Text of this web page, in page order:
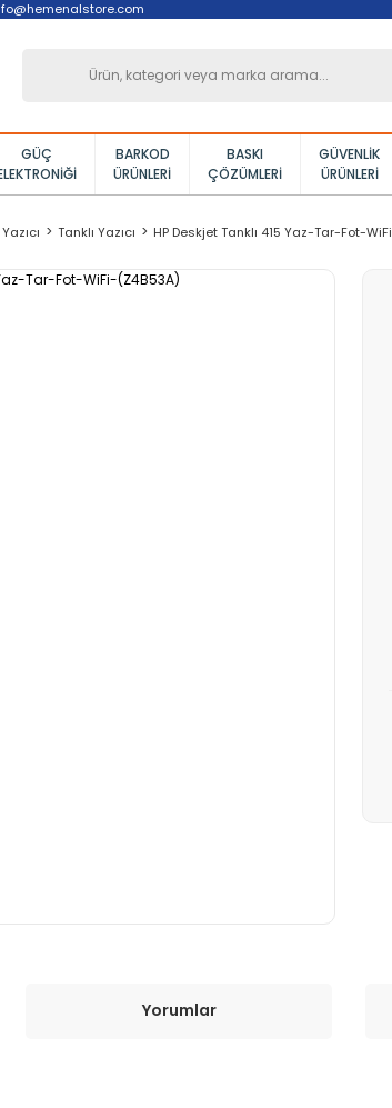
GÜÇ
BARKOD
ÜRÜNLERI
BASKI
ÇÖZÜMLERI
GÜVENLIK
ÜRÜNLERI
Tanklı Yazıcı HP Deskjet Tanklı 415 Yaz-Tar-Fot-
Yorumlar